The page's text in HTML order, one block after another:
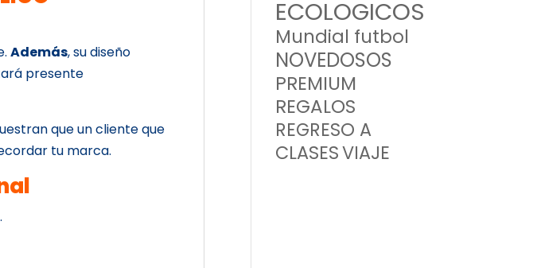
Además, su diseño
presente
que un cliente que
tu marca.
ECOLOGICOS
Mundial futbol
NOVEDOSOS
PREMIUM
REGALOS
REGRESO A
CLASESVIAJE